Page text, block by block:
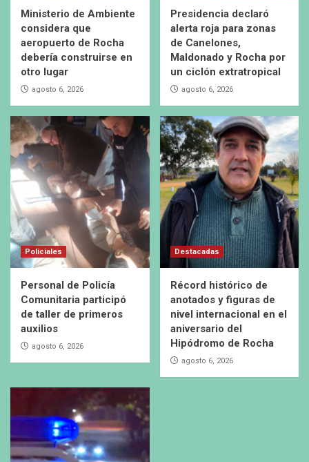
Ministerio de Ambiente
considera que
aeropuerto de Rocha
debería construirse en
otro lugar
agosto 6, 2026
Presidencia declaró
alerta roja para zonas
de Canelones,
Maldonado y Rocha por
un ciclón extratropical
agosto 6, 2026
Policiales
Personal de Policía
Comunitaria participó
de taller de primeros
auxilios
agosto 6, 2026
Destacadas
Récord histórico de
anotados y figuras de
nivel internacional en el
aniversario del
Hipódromo de Rocha
agosto 6, 2026